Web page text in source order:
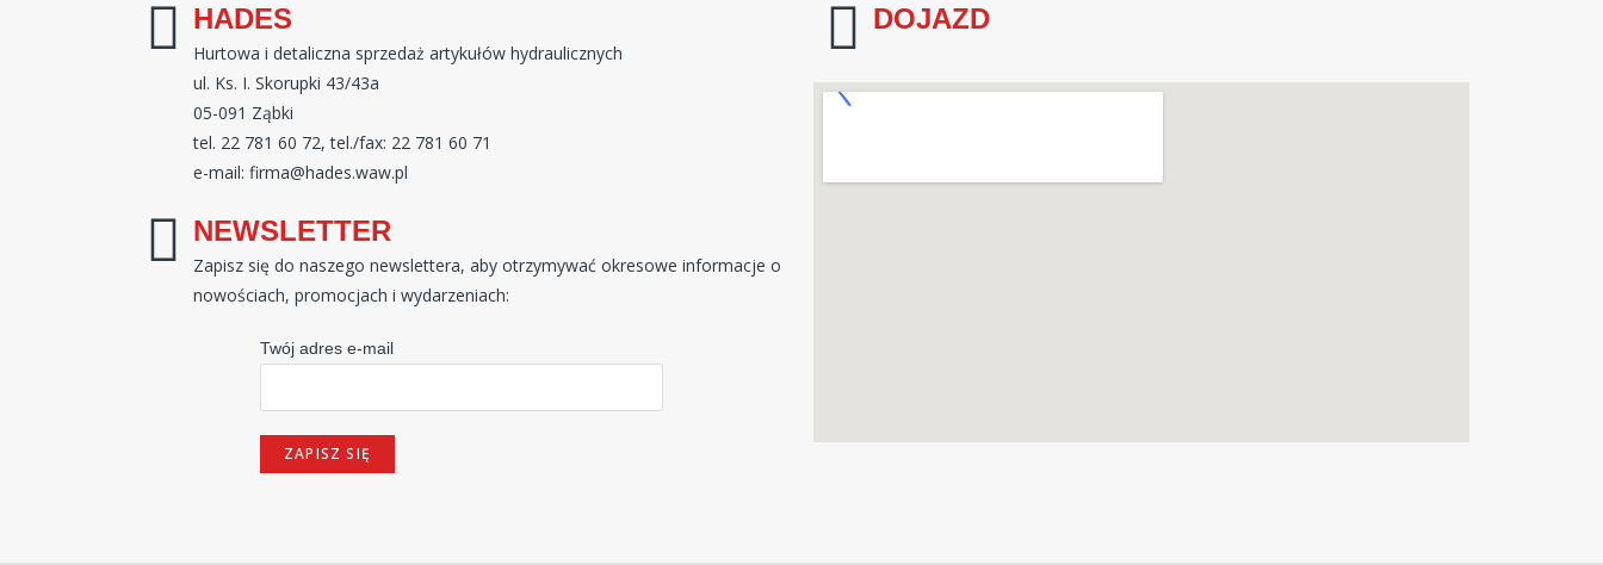
HADES
Hurtowa i detaliczna sprzedaż artykułów hydraulicznych
ul. Ks. I. Skorupki 43/43a
05-091 Ząbki
tel. 22 781 60 72, tel./fax: 22 781 60 71
e-mail: firma@hades.waw.pl
NEWSLETTER
Zapisz się do naszego newslettera, aby otrzymywać okresowe informacje o
nowościach, promocjach i wydarzeniach:
Twój adres e-mail
DOJAZD